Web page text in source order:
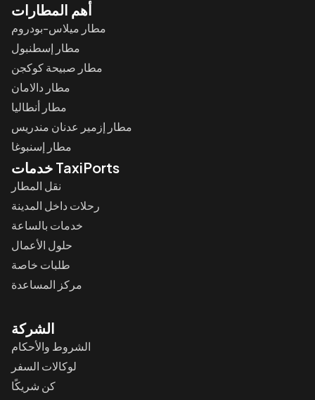
أهم المطارات
مطار ميلاس-بودروم
مطار إسطنبول
مطار صبيحة كوكجن
مطار دالامان
مطار أنطاليا
مطار إزمير عدنان مندريس
مطار إسنبوغا
خدمات TaxiPorts
نقل المطار
رحلات داخل المدينة
خدمات بالساعة
حلول الأعمال
طلبات خاصة
مركز المساعدة
الشركة
الشروط والأحكام
لوكالات السفر
كن شريكًا